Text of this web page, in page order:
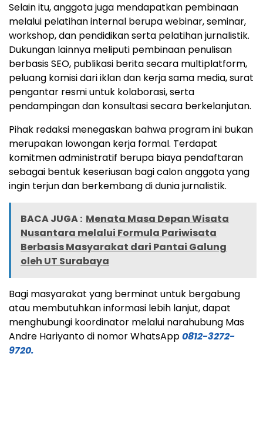
Selain itu, anggota juga mendapatkan pembinaan
melalui pelatihan internal berupa webinar, seminar,
workshop, dan pendidikan serta pelatihan jurnalistik.
Dukungan lainnya meliputi pembinaan penulisan
berbasis SEO, publikasi berita secara multiplatform,
peluang komisi dari iklan dan kerja sama media, surat
pengantar resmi untuk kolaborasi, serta
pendampingan dan konsultasi secara berkelanjutan.
Pihak redaksi menegaskan bahwa program ini bukan
merupakan lowongan kerja formal. Terdapat
komitmen administratif berupa biaya pendaftaran
sebagai bentuk keseriusan bagi calon anggota yang
ingin terjun dan berkembang di dunia jurnalistik.
BACA JUGA : Menata Masa Depan Wisata
Nusantara melalui Formula Pariwisata
Berbasis Masyarakat dari Pantai Galung
oleh UT Surabaya
Bagi masyarakat yang berminat untuk bergabung
atau membutuhkan informasi lebih lanjut, dapat
menghubungi koordinator melalui narahubung Mas
Andre Hariyanto di nomor WhatsApp0812-3272-
9720.